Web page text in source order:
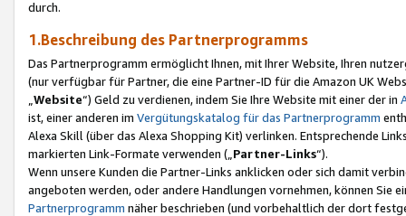
durch.
1.Beschreibung des Partnerprogramms
Das Partnerprogramm ermöglicht Ihnen, mit Ihrer Website, Ihren
(nur verfügbar für Partner, die eine Partner-ID für die Amazon UK
Website“) Geld zu verdienen, indem Sie Ihre Website mit einer der in
ist, einer anderen im Vergütungskatalog für das Partnerprogramm
Alexa Skill (über das Alexa Shopping Kit) verlinken. Entsprechende
markierten Link-Formate verwenden („ Partner-Links“).
Wenn unsere Kunden die Partner-Links anklicken oder sich damit
angeboten werden, oder andere Handlungen vornehmen, können Sie
Partnerprogramm näher beschrieben (und vorbehaltlich der dort